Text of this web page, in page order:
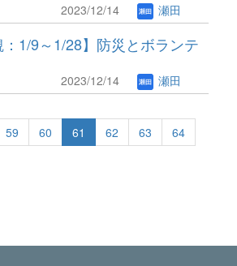
2023/12/14 瀬田
：1/9～1/28】防災とボランテ
2023/12/14 瀬田
59 60 61 62 63
64